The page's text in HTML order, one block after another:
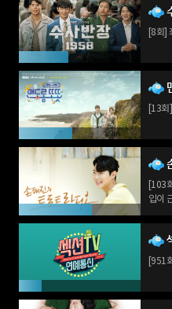
[8회]
[13
[103
입이
with
[951